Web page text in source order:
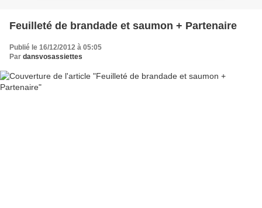
Feuilleté de brandade et saumon + Partenaire
Publié le 16/12/2012 à 05:05
Par dansvosassiettes